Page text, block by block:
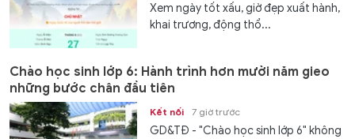
Xem ngày tốt xấu, giờ đẹp xuất hành,
khai trương, động thổ...
Chào học sinh lớp 6: Hành trình hơn mười năm gieo
những bước chân đầu tiên
Kết nối 7 giờ trước
GD&TĐ - "Chào học sinh lớp 6" không